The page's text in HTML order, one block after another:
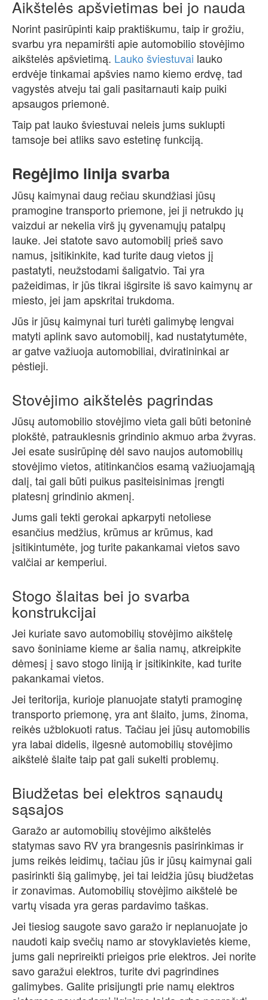
Aikštelės apšvietimas bei jo nauda
Norint pasirūpinti kaip praktiškumu, taip ir grožiu,
svarbu yra nepamiršti apie automobilio stovėjimo
aikštelės apšvietimą. Lauko šviestuvai lauko
erdvėje tinkamai apšvies namo kiemo erdvę, tad
vagystės atveju tai gali pasitarnauti kaip puiki
apsaugos priemonė.
Taip pat lauko šviestuvai neleis jums suklupti
tamsoje bei atliks savo estetinę funkciją.
Regėjimo linija svarba
Jūsų kaimynai daug rečiau skundžiasi jūsų
pramogine transporto priemone, jei ji netrukdo jų
vaizdui ar nekelia virš jų gyvenamųjų patalpų
lauke. Jei statote savo automobilį prieš savo
namus, įsitikinkite, kad turite daug vietos jį
pastatyti, neužstodami šaligatvio. Tai yra
pažeidimas, ir jūs tikrai išgirsite iš savo kaimynų ar
miesto, jei jam apskritai trukdoma.
Jūs ir jūsų kaimynai turi turėti galimybę lengvai
matyti aplink savo automobilį, kad nustatytumėte,
ar gatve važiuoja automobiliai, dviratininkai ar
pėstieji.
Stovėjimo aikštelės pagrindas
Jūsų automobilio stovėjimo vieta gali būti betoninė
plokštė, patrauklesnis grindinio akmuo arba žvyras.
Jei esate susirūpinę dėl savo naujos automobilių
stovėjimo vietos, atitinkančios esamą važiuojamąją
dalį, tai gali būti puikus pasiteisinimas įrengti
platesnį grindinio akmenį.
Jums gali tekti gerokai apkarpyti netoliese
esančius medžius, krūmus ar krūmus, kad
įsitikintumėte, jog turite pakankamai vietos savo
valčiai ar kemperiui.
Stogo šlaitas bei jo svarba
konstrukcijai
Jei kuriate savo automobilių stovėjimo aikštelę
savo šoniniame kieme ar šalia namų, atkreipkite
dėmesį į savo stogo liniją ir įsitikinkite, kad turite
pakankamai vietos.
Jei teritorija, kurioje planuojate statyti pramoginę
transporto priemonę, yra ant šlaito, jums, žinoma,
reikės užblokuoti ratus. Tačiau jei jūsų automobilis
yra labai didelis, ilgesnė automobilių stovėjimo
aikštelė šlaite taip pat gali sukelti problemų.
Biudžetas bei elektros sąnaudų
sąsajos
Garažo ar automobilių stovėjimo aikštelės
statymas savo RV yra brangesnis pasirinkimas ir
jums reikės leidimų, tačiau jūs ir jūsų kaimynai gali
pasirinkti šią galimybę, jei tai leidžia jūsų biudžetas
ir zonavimas. Automobilių stovėjimo aikštelė be
vartų visada yra geras pardavimo taškas.
Jei tiesiog saugote savo garažo ir neplanuojate jo
naudoti kaip svečių namo ar stovyklavietės kieme,
jums gali neprireikti prieigos prie elektros. Jei norite
savo garažui elektros, turite dvi pagrindines
galimybes. Galite prisijungti prie namų elektros